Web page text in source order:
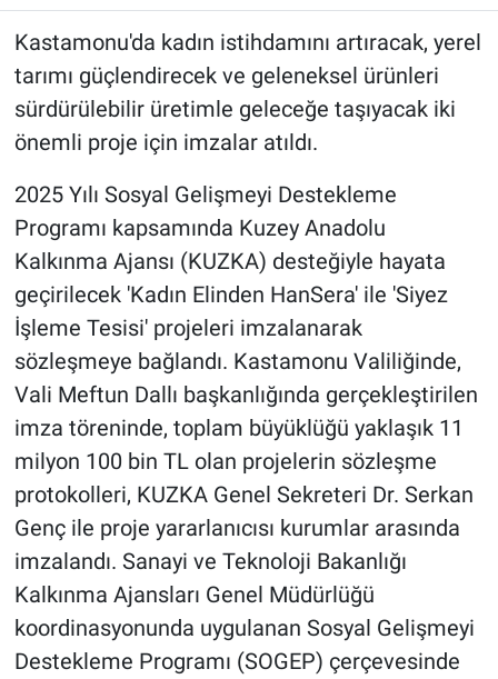
Kastamonu'da kadın istihdamını artıracak, yerel
tarımı güçlendirecek ve geleneksel ürünleri
sürdürülebilir üretimle geleceğe taşıyacak iki
önemli proje için imzalar atıldı.
2025 Yılı Sosyal Gelişmeyi Destekleme
Programı kapsamında Kuzey Anadolu
Kalkınma Ajansı (KUZKA) desteğiyle hayata
geçirilecek 'Kadın Elinden HanSera' ile 'Siyez
İşleme Tesisi' projeleri imzalanarak
sözleşmeye bağlandı. Kastamonu Valiliğinde,
Vali Meftun Dallı başkanlığında gerçekleştirilen
imza töreninde, toplam büyüklüğü yaklaşık 11
milyon 100 bin TL olan projelerin sözleşme
protokolleri, KUZKA Genel Sekreteri Dr. Serkan
Genç ile proje yararlanıcısı kurumlar arasında
imzalandı. Sanayi ve Teknoloji Bakanlığı
Kalkınma Ajansları Genel Müdürlüğü
koordinasyonunda uygulanan Sosyal Gelişmeyi
Destekleme Programı (SOGEP) çerçevesinde